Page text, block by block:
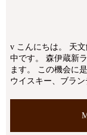
v こんにちは。 天
中です。 森伊蔵新
ます。 この機会に
ウイスキー、ブラ